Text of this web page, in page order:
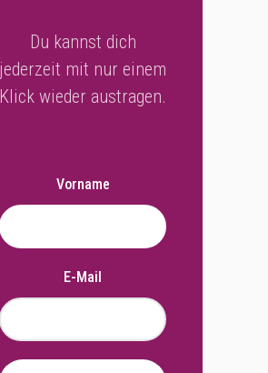
Du kannst dich
jederzeit mit nur einem
Klick wieder austragen.
Vorname
E-Mail